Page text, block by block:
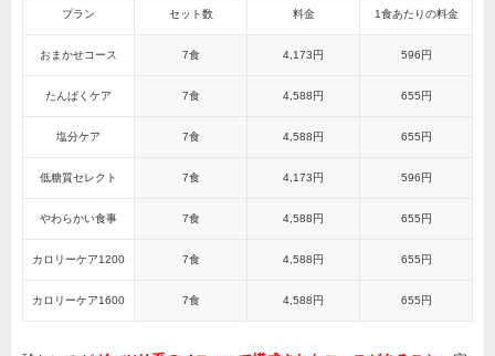
プラン セット数 料金 1食あたりの料金
おまかせコース 7食 4,173円 596円
たんぱくケア 7食 4,588円 655円
塩分ケア 7食 4,588円 655円
低糖質セレクト 7食 4,173円 596円
やわらかい食事 7食 4,588円 655円
カロリーケア1200 7食 4,588円 655円
カロリーケア1600 7食 4,588円 655円